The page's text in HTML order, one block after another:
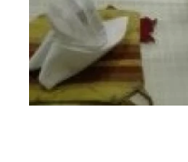
Mitgliedschaft
Landessekretariat
Bäuerliche Buffets
Hofgeschichten